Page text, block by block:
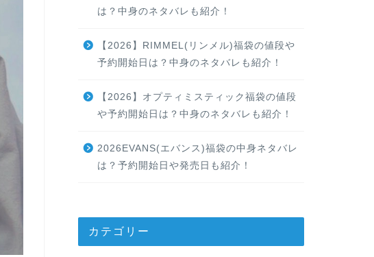
は？中身のネタバレも紹介！
【2026】RIMMEL(リンメル)福袋の値段や
予約開始日は？中身のネタバレも紹介！
【2026】オプティミスティック福袋の値段
や予約開始日は？中身のネタバレも紹介！
2026EVANS(エバンス)福袋の中身ネタバレ
は？予約開始日や発売日も紹介！
カテゴリー